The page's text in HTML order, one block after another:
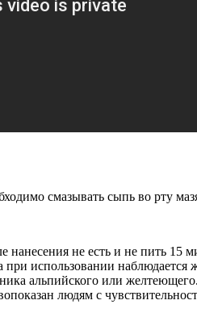
смазывать сыпь во рту
не есть и не пить 15
использовании наблюдается
альпийского или
людям с